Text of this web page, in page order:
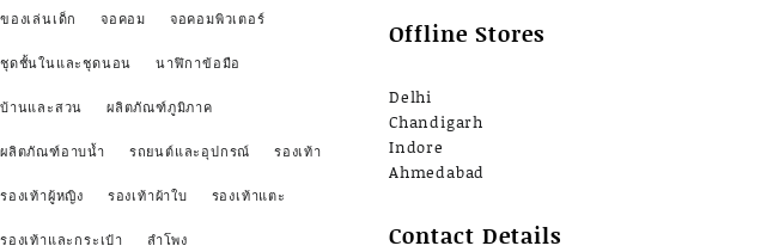
ของเล่นเด็ก จอคอม จอคอมพิวเตอร์
ชุดชั้นในและชุดนอน นาฬิกาข้อมือ
บ้านและสวน ผลิตภัณฑ์ภูมิภาค
ผลิตภัณฑ์อาบน้ำ รถยนต์และอุปกรณ์ รองเท้า
รองเท้าผู้หญิง รองเท้าผ้าใบ รองเท้าแตะ
รองเท้าและกระเป๋า ลำโพง
Offline Stores
Delhi
Chandigarh
Indore
Ahmedabad
Contact Details